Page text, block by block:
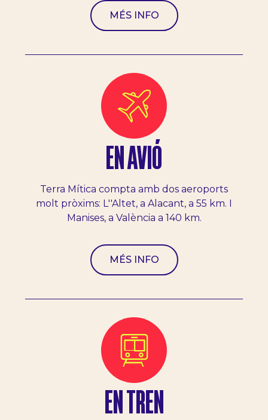
MÉS INFO
EN AVIÓ
Terra Mítica compta amb dos aeroports
molt pròxims: L''Altet, a Alacant, a 55 km. I
Manises, a València a 140 km.
MÉS INFO
EN TREN